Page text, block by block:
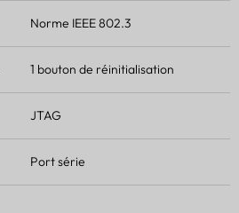
Norme IEEE 802.3
1 bouton de réinitialisation
JTAG
Port série